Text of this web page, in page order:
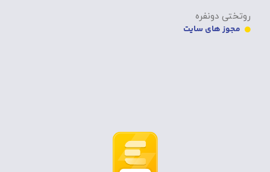
روتختی دونفره
مجوز های سایت